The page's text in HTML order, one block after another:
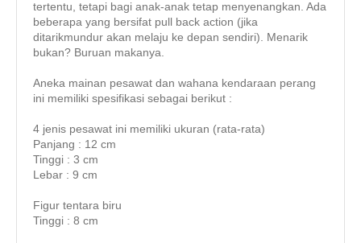
tertentu, tetapi bagi anak-anak tetap menyenangkan. Ada
beberapa yang bersifat pull back action (jika
ditarikmundur akan melaju ke depan sendiri). Menarik
bukan? Buruan makanya.
Aneka mainan pesawat dan wahana kendaraan perang
ini memiliki spesifikasi sebagai berikut :
4 jenis pesawat ini memiliki ukuran (rata-rata)
Panjang : 12 cm
Tinggi : 3 cm
Lebar : 9 cm
Figur tentara biru
Tinggi : 8 cm